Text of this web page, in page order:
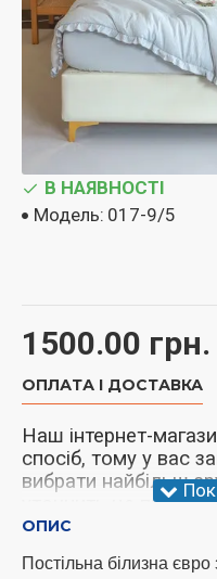
1500.00 грн.
В НАЯВНОСТІ
Модель: 017-9/5
ОПЛАТА І ДОСТАВКА
Наш інтернет-
спосіб, тому у вас
вибрати найбільш
уточнить це
підтверджує.
ОПИС
Постільна білизна